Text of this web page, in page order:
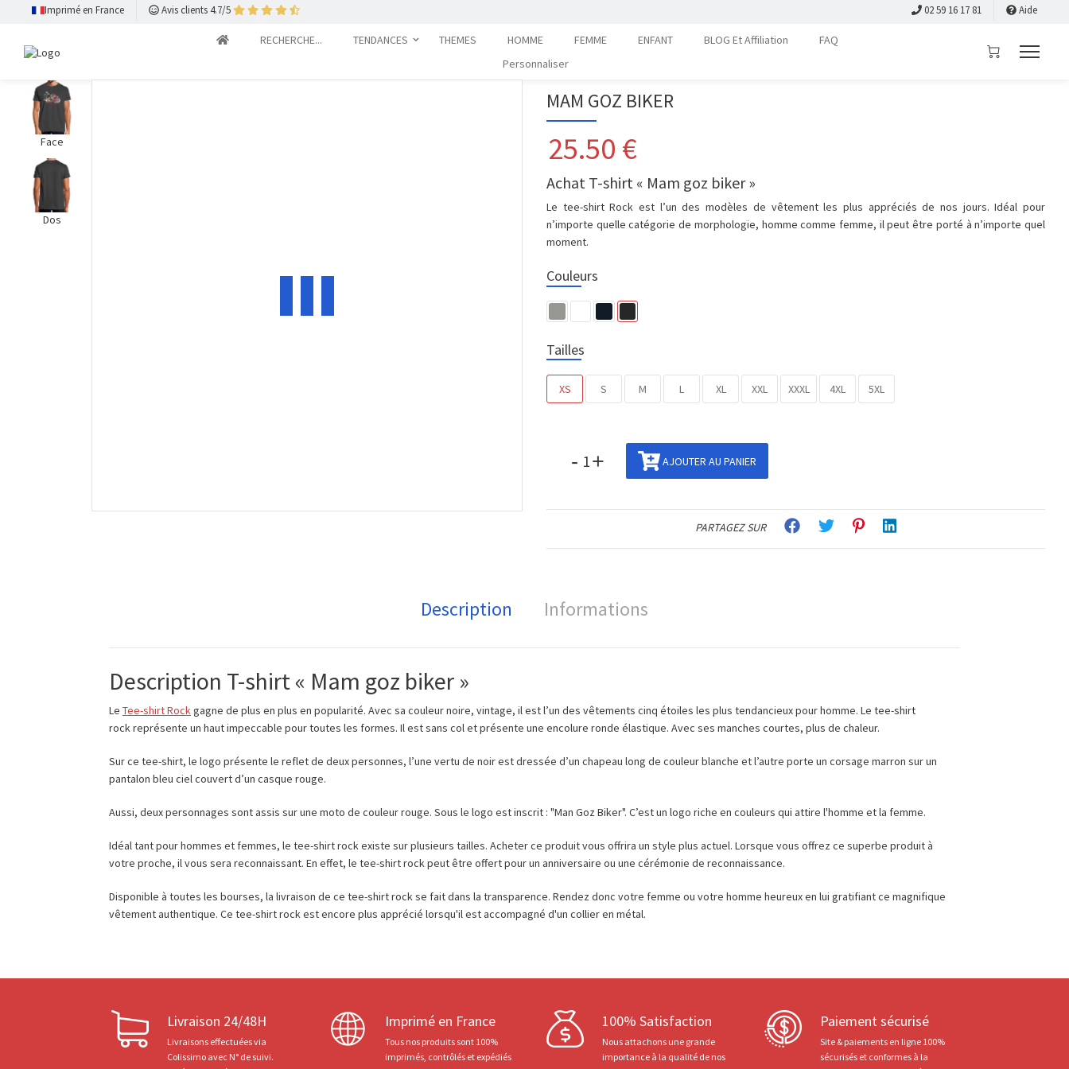
Imprimé en France Avis clients 4.7/5 02 59 16 17 81 Aide
RECHERCHE... TENDANCES THEMES HOMME FEMME ENFANT BLOG Et Affiliation
FAQ
Personnaliser
Face
Dos
MAM GOZ BIKER
25.50 €
Achat T-shirt « Mam goz biker »
Le tee-shirt Rock est l’un des modèles de vêtement les plus appréciés de nos jours. Idéal pour
n’importe quelle catégorie de morphologie, homme comme femme, il peut être porté à n’importe quel
moment.
Couleurs
Tailles
XS S M L XL XXL XXXL 4XL 5XL
- + AJOUTER AU PANIER
PARTAGEZ SUR
Description Informations
Description T-shirt « Mam goz biker »
Le Tee-shirt Rockgagne de plus en plus en popularité. Avec sa couleur noire, vintage, il est l’un des vêtements cinq étoiles les plus tendancieux pour homme. Le tee-shirt
rock représente un haut impeccable pour toutes les formes. Il est sans col et présente une encolure ronde élastique. Avec ses manches courtes, plus de chaleur.
Sur ce tee-shirt, le logo présente le reflet de deux personnes, l’une vertu de noir est dressée d’un chapeau long de couleur blanche et l’autre porte un corsage marron sur un
pantalon bleu ciel couvert d’un casque rouge.
Aussi, deux personnages sont assis sur une moto de couleur rouge. Sous le logo est inscrit : "Man Goz Biker". C’est un logo riche en couleurs qui attire l'homme et la femme.
Idéal tant pour hommes et femmes, le tee-shirt rock existe sur plusieurs tailles. Acheter ce produit vous offrira un style plus actuel. Lorsque vous offrez ce superbe produit à
votre proche, il vous sera reconnaissant. En effet, le tee-shirt rock peut être offert pour un anniversaire ou une cérémonie de reconnaissance.
Disponible à toutes les bourses, la livraison de ce tee-shirt rock se fait dans la transparence. Rendez donc votre femme ou votre homme heureux en lui gratifiant ce magnifique
vêtement authentique. Ce tee-shirt rock est encore plus apprécié lorsqu'il est accompagné d'un collier en métal.
Livraison 24/48H
Livraisons effectuées via
Colissimo avec N° de suivi.
Imprimé en France
Tous nos produits sont 100%
imprimés, contrôlés et expédiés
100% Satisfaction
Nous attachons une grande
importance à la qualité de nos
Paiement sécurisé
Site & paiements en ligne 100%
sécurisés et conformes à la